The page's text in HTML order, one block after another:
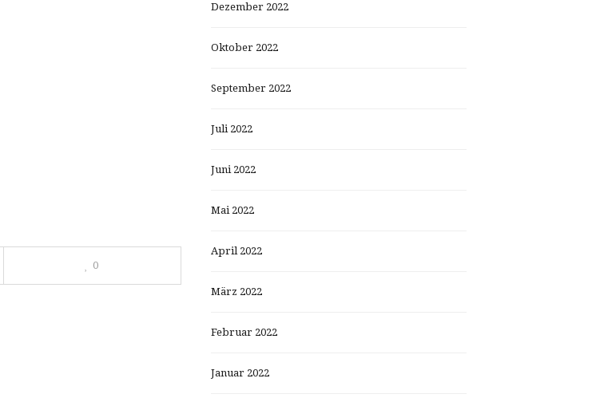
0
Dezember 2022
Oktober 2022
September 2022
Juli 2022
Juni 2022
Mai 2022
April 2022
März 2022
Februar 2022
Januar 2022